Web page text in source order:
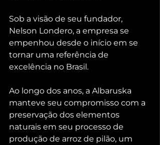
Sob a visão de seu fundador,
Nelson Londero, a empresa se
empenhou desde o início em se
tornar uma referência de
excelência no Brasil.
Ao longo dos anos, a Albaruska
manteve seu compromisso com a
preservação dos elementos
naturais em seu processo de
produção de arroz de pilão, um